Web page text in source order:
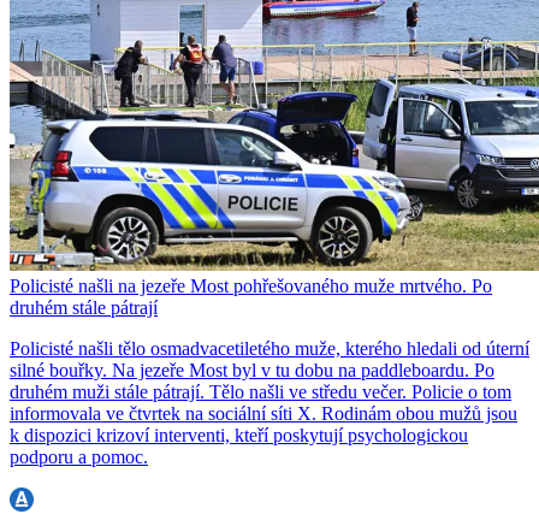
Policisté našli na jezeře Most pohřešovaného muže mrtvého. Po
druhém stále pátrají
Policisté našli tělo osmadvacetiletého muže, kterého hledali od úterní
silné bouřky. Na jezeře Most byl v tu dobu na paddleboardu. Po
druhém muži stále pátrají. Tělo našli ve středu večer. Policie o tom
informovala ve čtvrtek na sociální síti X. Rodinám obou mužů jsou
k dispozici krizoví interventi, kteří poskytují psychologickou
podporu a pomoc.